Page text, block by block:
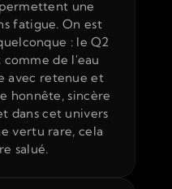
une
fatigue. On est
: le Q2
comme de l'eau
avec retenue et
honnête, sincère
dans cet univers
vertu rare, cela
salué.